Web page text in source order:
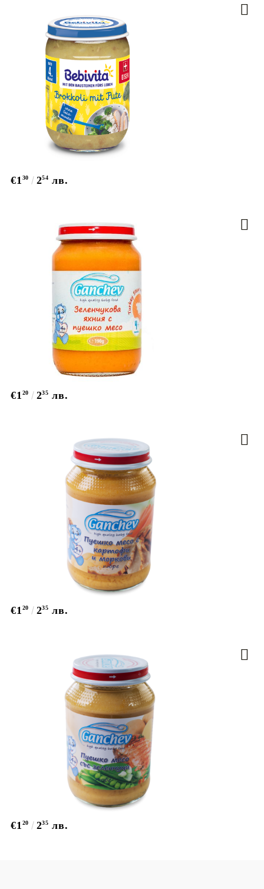
€130 254 лв.
€120 235 лв.
€120 235 лв.
€120 235 лв.